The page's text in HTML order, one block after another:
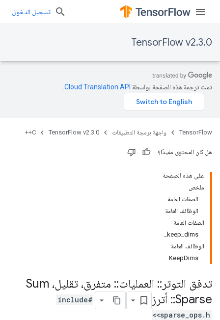
تسجيل الدخول
TensorFlow v2.3.0
تمت ترجمة هذه الصفحة بواسطة Cloud Translation API‏
TensorFlow واجهة برمجة التطبيقات TensorFlow v2.3.0
C++
هل كان المحتوى مفيدًا؟
على هذه الصفحة
ملخص
الصفات العامة
الوظائف العامة
الصفات العامة
keep_dims_
الوظائف العامة
KeepDims
تدفق التوتر :: العمليات:: متفرق، تقليل، Sum
Sparse
:: أترز
#include
<sparse_ops.h>